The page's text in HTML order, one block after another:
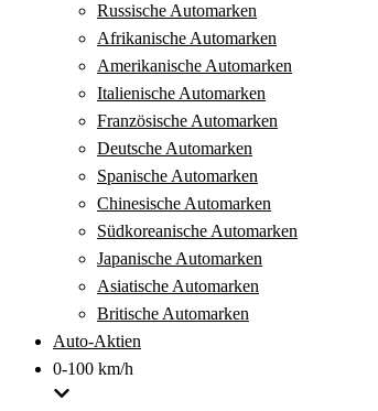
Russische Automarken
Afrikanische Automarken
Amerikanische Automarken
Italienische Automarken
Französische Automarken
Deutsche Automarken
Spanische Automarken
Chinesische Automarken
Südkoreanische Automarken
Japanische Automarken
Asiatische Automarken
Britische Automarken
Auto-Aktien
0-100 km/h